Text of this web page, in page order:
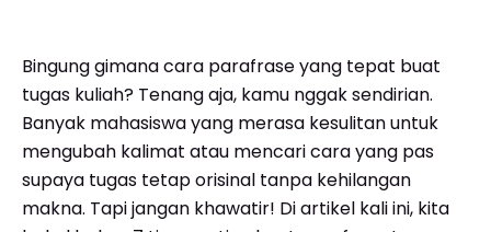
Bingung gimana cara parafrase yang tepat buat
tugas kuliah? Tenang aja, kamu nggak sendirian.
Banyak mahasiswa yang merasa kesulitan untuk
mengubah kalimat atau mencari cara yang pas
supaya tugas tetap orisinal tanpa kehilangan
makna. Tapi jangan khawatir! Di artikel kali ini, kita